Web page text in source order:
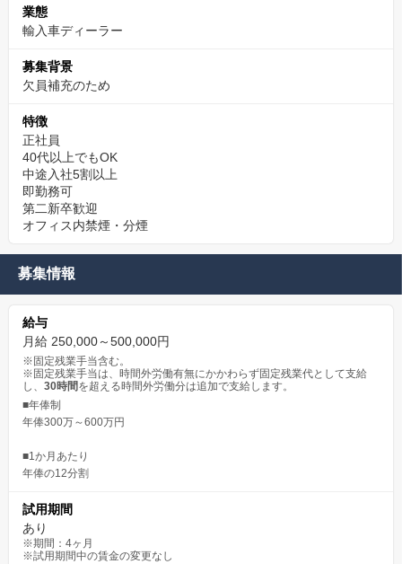
業態
輸入車ディーラー
募集背景
欠員補充のため
特徴
正社員
40代以上でもOK
中途入社5割以上
即勤務可
第二新卒歓迎
オフィス内禁煙・分煙
募集情報
給与
月給 250,000～500,000円
※固定残業手当含む。
※固定残業手当は、時間外労働有無にかかわらず固定残業代として支給
し、 30時間を超える時間外労働分は追加で支給します。
■年俸制
年俸300万～600万円
■1か月あたり
年俸の12分割
試用期間
あり
※期間：4ヶ月
※試用期間中の賃金の変更なし